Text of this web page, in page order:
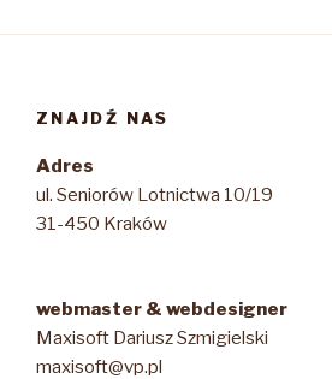
ZNAJDŹ NAS
Adres
ul. Seniorów Lotnictwa 10/19
31-450 Kraków
webmaster & webdesigner
Maxisoft Dariusz Szmigielski
maxisoft@vp.pl